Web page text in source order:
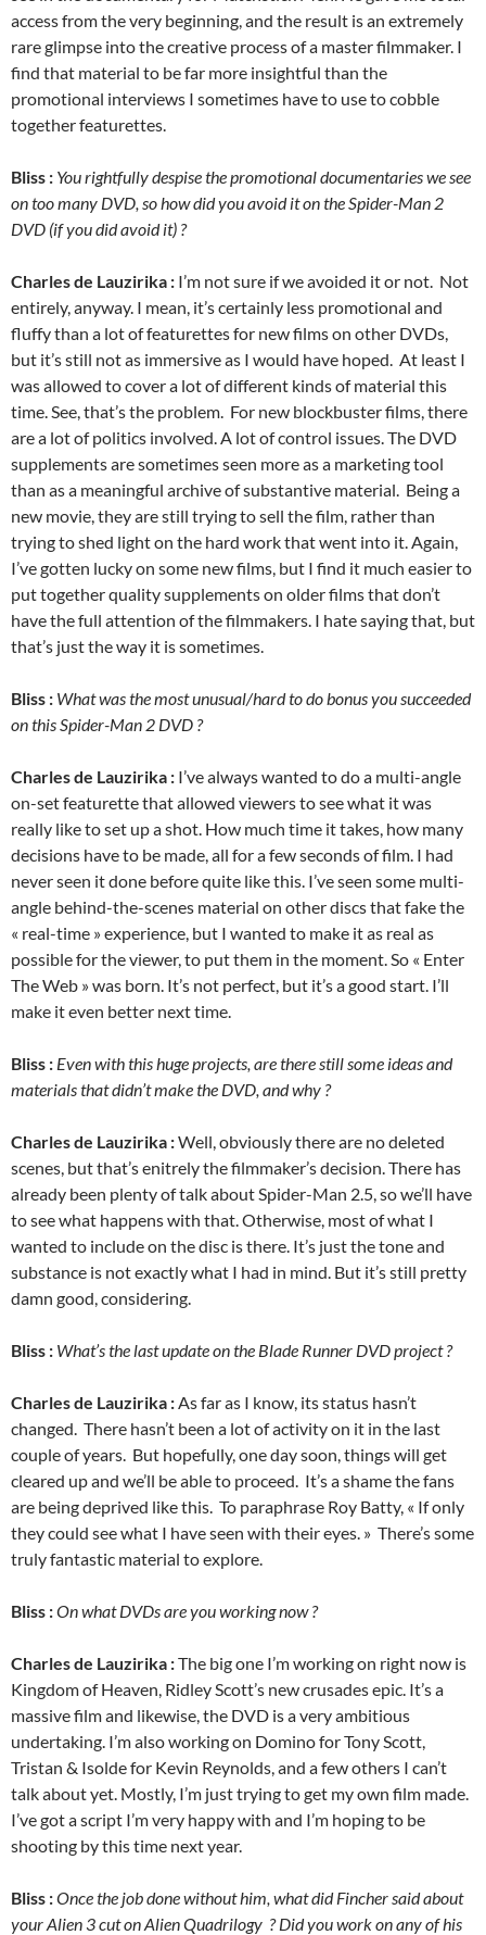
access from the very beginning, and the result is an extremely
rare glimpse into the creative process of a master filmmaker. I
find that material to be far more insightful than the
promotional interviews I sometimes have to use to cobble
together featurettes.
Bliss : You rightfully despise the promotional documentaries we see
on too many DVD, so how did you avoid it on the Spider-Man 2
DVD (if you did avoid it) ?
Charles de Lauzirika : I’m not sure if we avoided it or not. Not
entirely, anyway. I mean, it’s certainly less promotional and
fluffy than a lot of featurettes for new films on other DVDs,
but it’s still not as immersive as I would have hoped. At least I
was allowed to cover a lot of different kinds of material this
time. See, that’s the problem. For new blockbuster films, there
are a lot of politics involved. A lot of control issues. The DVD
supplements are sometimes seen more as a marketing tool
than as a meaningful archive of substantive material. Being a
new movie, they are still trying to sell the film, rather than
trying to shed light on the hard work that went into it. Again,
I’ve gotten lucky on some new films, but I find it much easier to
put together quality supplements on older films that don’t
have the full attention of the filmmakers. I hate saying that, but
that’s just the way it is sometimes.
Bliss : What was the most unusual/hard to do bonus you succeeded
on this Spider-Man 2 DVD ?
Charles de Lauzirika : I’ve always wanted to do a multi-angle
on-set featurette that allowed viewers to see what it was
really like to set up a shot. How much time it takes, how many
decisions have to be made, all for a few seconds of film. I had
never seen it done before quite like this. I’ve seen some multi-
angle behind-the-scenes material on other discs that fake the
« real-time » experience, but I wanted to make it as real as
possible for the viewer, to put them in the moment. So « Enter
The Web » was born. It’s not perfect, but it’s a good start. I’ll
make it even better next time.
Bliss : Even with this huge projects, are there still some ideas and
materials that didn’t make the DVD, and why ?
Charles de Lauzirika :Well, obviously there are no deleted
scenes, but that’s enitrely the filmmaker’s decision. There has
already been plenty of talk about Spider-Man 2.5, so we’ll have
to see what happens with that. Otherwise, most of what I
wanted to include on the disc is there. It’s just the tone and
substance is not exactly what I had in mind. But it’s still pretty
damn good, considering.
Bliss : What’s the last update on the Blade Runner DVD project ?
Charles de Lauzirika :As far as I know, its status hasn’t
changed. There hasn’t been a lot of activity on it in the last
couple of years. But hopefully, one day soon, things will get
cleared up and we’ll be able to proceed. It’s a shame the fans
are being deprived like this. To paraphrase Roy Batty, « If only
they could see what I have seen with their eyes. » There’s some
truly fantastic material to explore.
Bliss :On what DVDs are you working now ?
Charles de Lauzirika :The big one I’m working on right now is
Kingdom of Heaven, Ridley Scott’s new crusades epic. It’s a
massive film and likewise, the DVD is a very ambitious
undertaking. I’m also working on Domino for Tony Scott,
Tristan & Isolde for Kevin Reynolds, and a few others I can’t
talk about yet. Mostly, I’m just trying to get my own film made.
I’ve got a script I’m very happy with and I’m hoping to be
shooting by this time next year.
Bliss :Once the job done without him, what did Fincher said about
your Alien 3 cut on Alien Quadrilogy ? Did you work on any of his